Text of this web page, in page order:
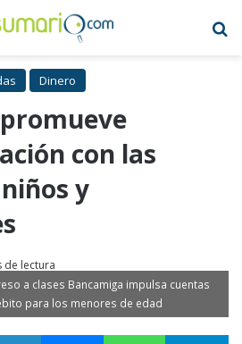
Dinero
con las
y
de lectura
a clases Bancamiga impulsa cuentas
para los menores de edad
LinkedIn MessengerWhatsApp